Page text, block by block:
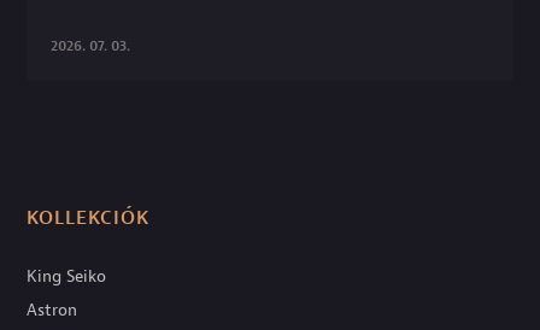
2026. 07. 03.
KOLLEKCIÓK
King Seiko
Astron